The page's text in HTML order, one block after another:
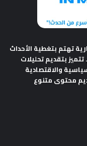
تهتم بتغطية الأحداث
بتقديم تحليلات
والاقتصادية
محتوى متنوع